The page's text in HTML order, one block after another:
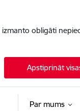
obligāti
Apstiprināt
Par mums